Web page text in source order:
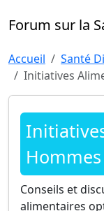
Forum sur la
Accueil
Santé
Initiatives
Hommes
Conseils et
alimentaires